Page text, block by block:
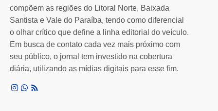
São Paulo,…
compõem as regiões do Litoral Norte, Baixada
Santista e Vale do Paraíba, tendo como diferencial
o olhar crítico que define a linha editorial do veículo.
Em busca de contato cada vez mais próximo com
seu público, o jornal tem investido na cobertura
diária, utilizando as mídias digitais para esse fim.